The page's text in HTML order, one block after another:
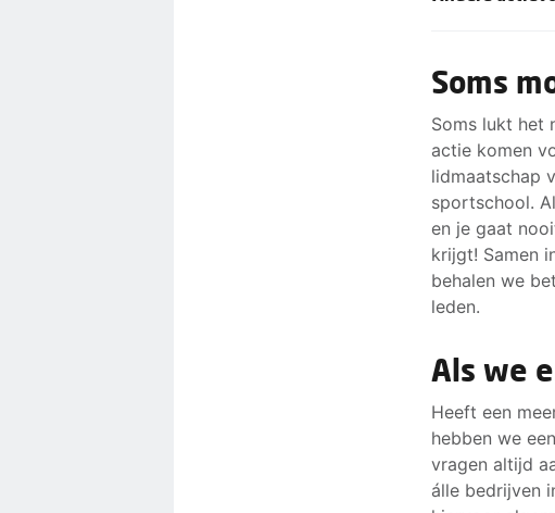
stakingen
Vakbonden
werknemers.
We kiezen
een goede
druk op
Dit kan het
het
de media
De acties zijn
Hoe groter de
goede cao te
als dat nodig
Soms
Soms lukt het
actie komen
lidmaatschap
sportschool.
en je gaat
krijgt! Samen
behalen we
leden.
Als we
Heeft een
hebben we
vragen altijd
álle bedrijven